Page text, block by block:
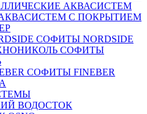
АКВАСИСТЕМ
С ПОКРЫТИЕМ
СОФИТЫ NORDSIDE
СОФИТЫ
СОФИТЫ FINEBER
ВОДОСТОК